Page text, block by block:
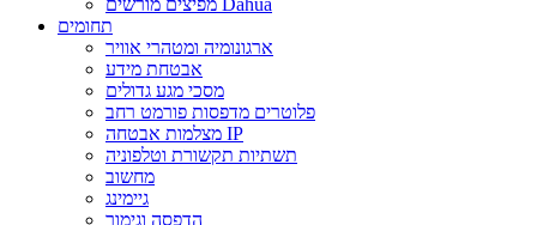
מפיצים מורשים Dahua
תחומים
ארגונומיה ומטהרי אוויר
אבטחת מידע
מסכי מגע גדולים
פלוטרים מדפסות פורמט רחב
מצלמות אבטחה IP
תשתיות תקשורת וטלפוניה
מחשוב
גיימינג
הדפסה וגימור